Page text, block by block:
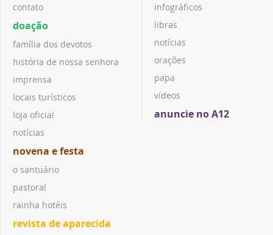
contato
doação
família dos devotos
história de nossa senhora
imprensa
locais turísticos
loja oficial
notícias
novena e festa
o santuário
pastoral
rainha hotéis
revista de aparecida
infográficos
libras
notícias
orações
papa
vídeos
anuncie no A12